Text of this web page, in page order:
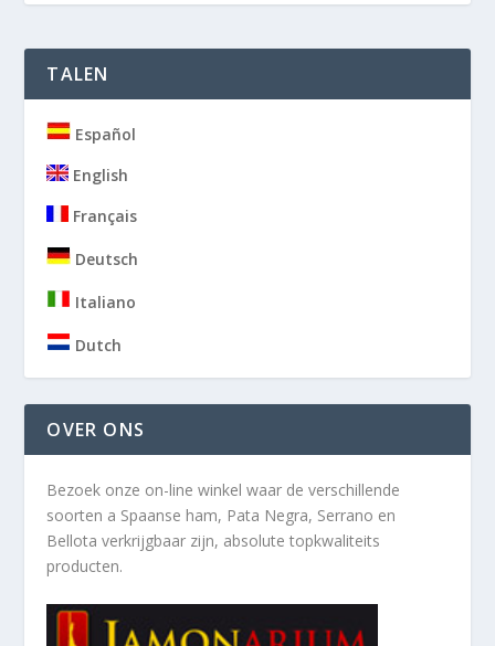
TALEN
Español
English
Français
Deutsch
Italiano
Dutch
OVER ONS
Bezoek onze on-line winkel waar de verschillende
soorten a Spaanse ham, Pata Negra, Serrano en
Bellota verkrijgbaar zijn, absolute topkwaliteits
producten.